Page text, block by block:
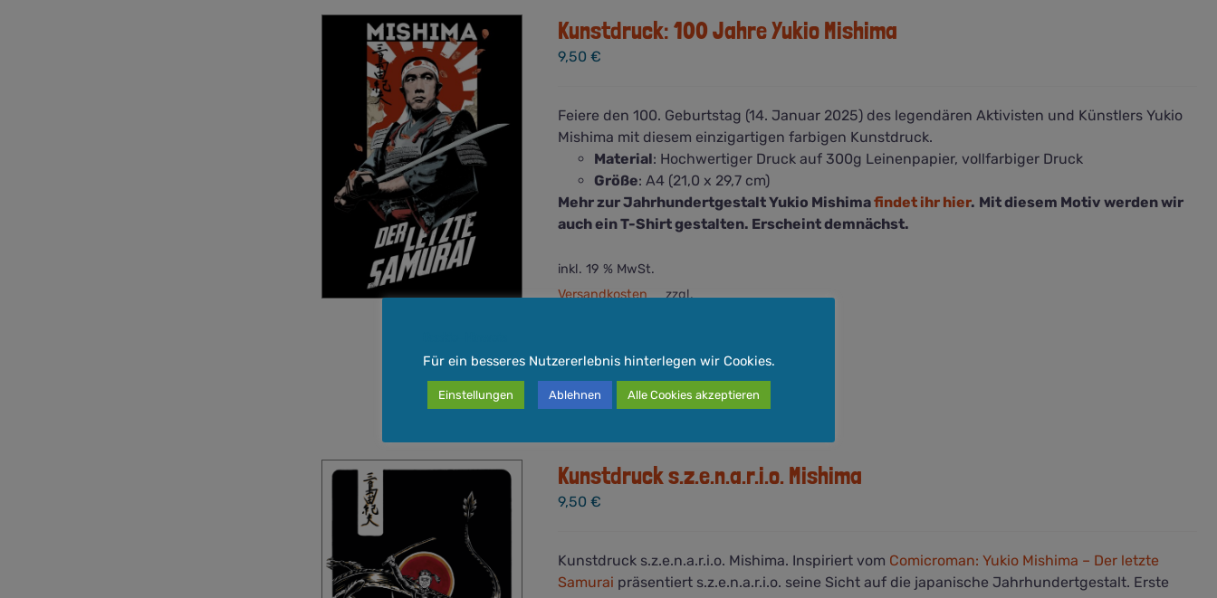
auf.
Die
auf
der
Produktseite
gewählt
werden
Kunstdruck: 100 Jahre Yukio Mishima
9,50 €
Feiere den 100. Geburtstag (14. Januar 2025) des legendären Aktivisten und Künstlers Yukio
Mishima mit diesem einzigartigen farbigen Kunstdruck.
Material: Hochwertiger Druck auf 300g Leinenpapier, vollfarbiger Druck
Größe: A4 (21,0 x 29,7 cm)
Mehr zur Jahrhundertgestalt Yukio Mishimafindet ihr hier. Mit diesem Motiv werden wir
auch ein T-Shirt gestalten. Erscheint demnächst.
inkl. 19 % MwSt.
zzgl.
Versandkosten
In den Warenkorb Quick View
Kunstdruck s.z.e.n.a.r.i.o. Mishima
9,50 €
Kunstdruck s.z.e.n.a.r.i.o. Mishima. Inspiriert vom Comicroman: Yukio Mishima – Der letzte
Samurai präsentiert s.z.e.n.a.r.i.o. seine Sicht auf die japanische Jahrhundertgestalt. Erste
Für ein besseres Nutzererlebnis hinterlegen wir Cookies.
Einstellungen Ablehnen Alle Cookies akzeptieren